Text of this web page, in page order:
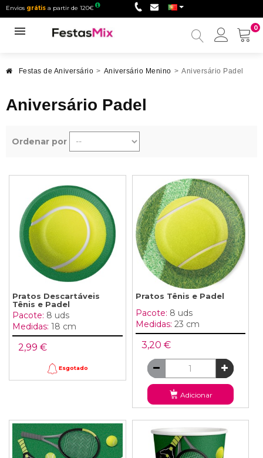
Envios grátis a partir de 120€
0
Minha
Festas de Aniversário > Aniversário Menino > Aniversário Padel
Aniversário Padel
Ordenar por
Pratos Descartáveis
Tênis e Padel
Pacote: 8 uds
Medidas: 18 cm
2,99 €
Esgotado
Pratos Tênis e Padel
Pacote: 8 uds
Medidas: 23 cm
3,20 €
Adicionar